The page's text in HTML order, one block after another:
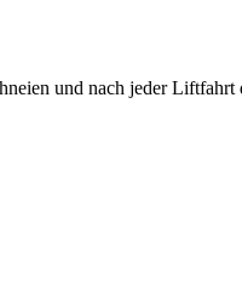
und nach jeder